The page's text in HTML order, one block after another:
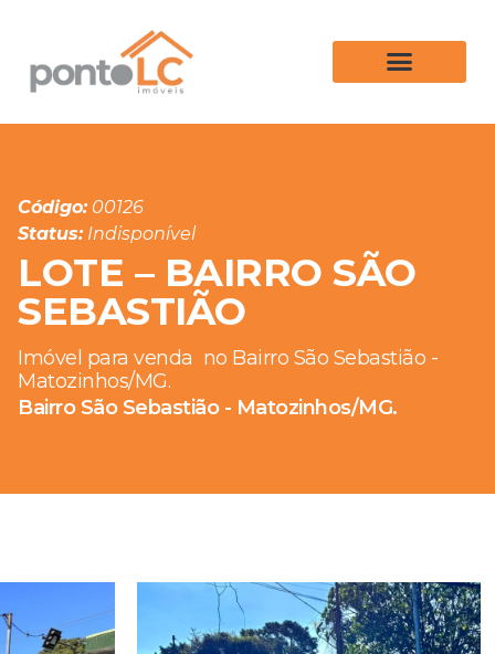
Código:00126
Status:Indisponível
LOTE – BAIRRO SÃO
SEBASTIÃO
Imóvel para venda no Bairro São Sebastião -
Matozinhos/MG.
Bairro São Sebastião - Matozinhos/MG.